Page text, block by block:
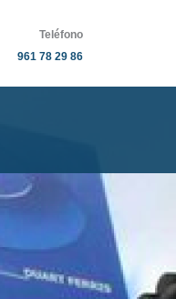
Teléfono
961 78 29 86